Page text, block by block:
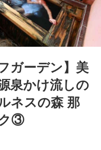
ガーデン】美
泉かけ流しの
ネスの森 那
ク③